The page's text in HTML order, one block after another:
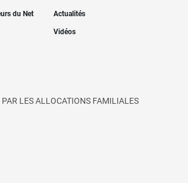
du Net Actualités
Vidéos
LES ALLOCATIONS FAMILIALES